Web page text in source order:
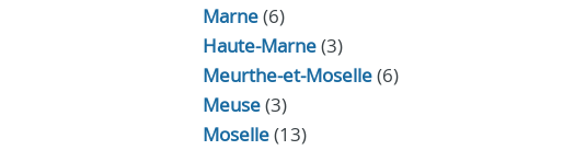
Marne(6)
Haute-Marne(3)
Meurthe-et-Moselle(6)
Meuse(3)
Moselle(13)